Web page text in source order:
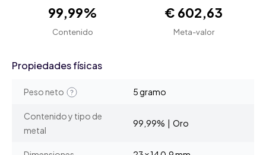
99,99%
Contenido
€ 602,63
Meta-valor
Propiedades físicas
Peso neto 5 gramo
Contenido y tipo de
metal
99,99% | Oro